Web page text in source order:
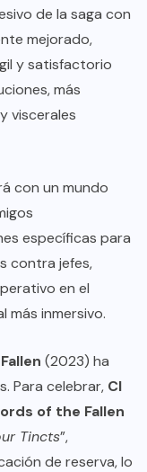
de la saga con
mejorado,
y satisfactorio
más
viscerales
con un mundo
específicas para
contra jefes,
en el
más inmersivo.
(2023) ha
Para celebrar, CI
of the Fallen
Tincts”,
de reserva, lo